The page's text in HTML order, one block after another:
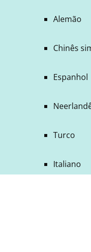
Alemão
Chinês
Espanhol
Turco
Italiano